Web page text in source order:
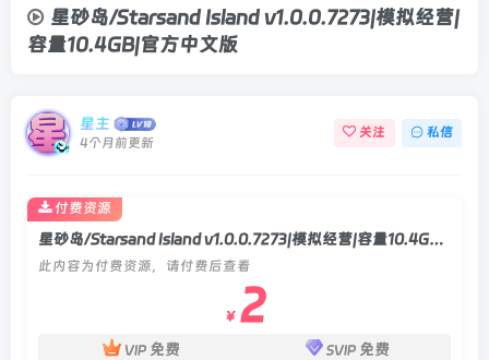
星砂岛/Starsand Island v1.0.0.7273|模拟经营|
容量10.4GB|官方中文版
星主
4个月前更新
关注 私信
星砂岛/Starsand Island v1.0.0.7273|模拟经营|容量10.4GB|官方中文版
此内容为付费资源，请付费后查看
￥ 2
VIP 免费 SVIP 免费
付费资源